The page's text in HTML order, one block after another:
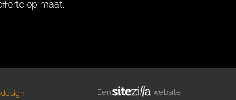
op maat.
Een website